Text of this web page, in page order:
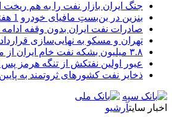
جنگ ایران بازار نفت را به هم ریخت
بنزین در بن‌بستِ مافیای خودرو 1 هفته
صادرات نفت ایران بدون وقفه ادامه
تهران و مسکو به نهایی‌سازی
۳.۸ میلیون بشکه نفت خام ایران از محاصره آمریکا عبور کرد
عبور اولین نفتکش از تنگه هرمز پس
ذخایر نفت کشورهای ثروتمند به پایین‌ترین حد در ۲۳
اخبار سایتآرشیو